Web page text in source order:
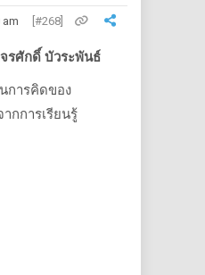
am [#268]
รศักดิ์ บัวระพันธ์
การคิดของ
กการเรียนรู้